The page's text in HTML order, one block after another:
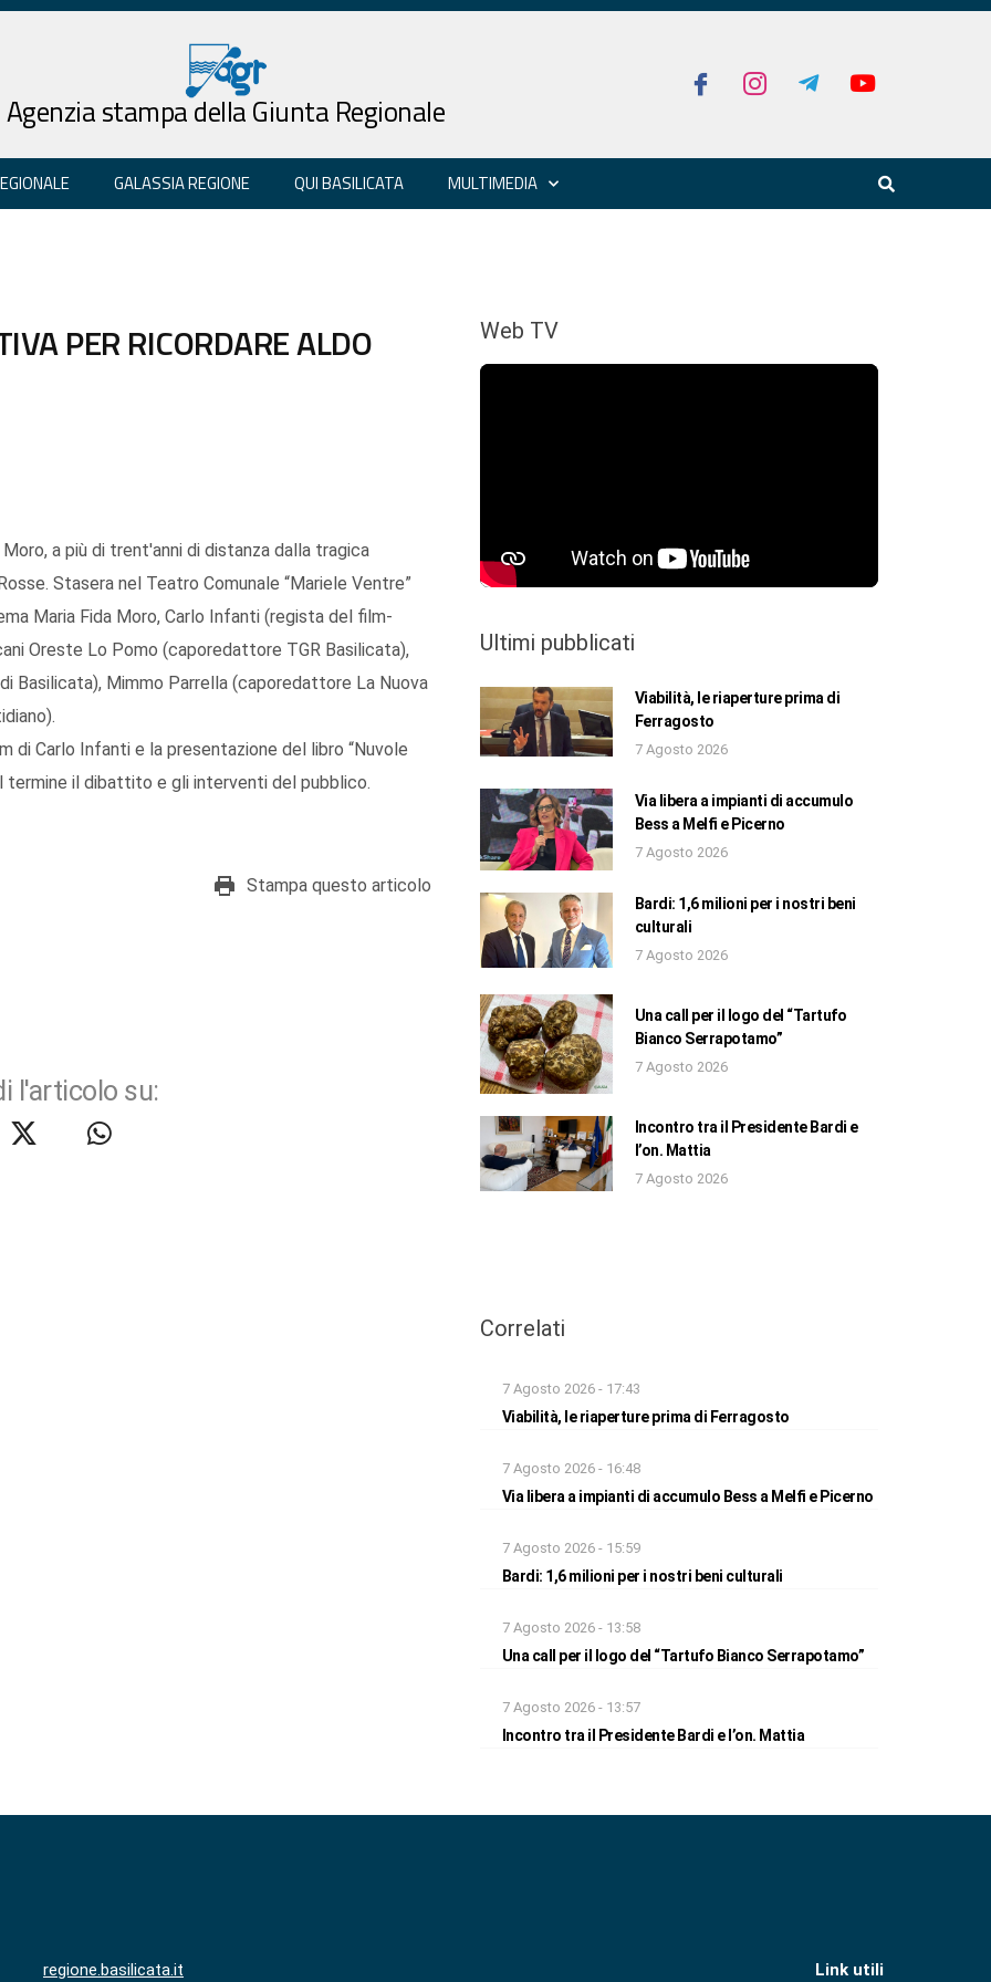
Agenzia stampa della Giunta Regionale
GALASSIA REGIONE QUI BASILICATA MULTIMEDIA
PER RICORDARE ALDO
a più di trent'anni di distanza dalla tragica
Stasera nel Teatro Comunale “Mariele Ventre”
Maria Fida Moro, Carlo Infanti (regista del film-
Oreste Lo Pomo (caporedattore TGR Basilicata),
Basilicata), Mimmo Parrella (caporedattore La Nuova
di Carlo Infanti e la presentazione del libro “Nuvole
termine il dibattito e gli interventi del pubblico.
Stampa questo articolo
l'articolo su:
Web TV
Ultimi pubblicati
Viabilità, le riaperture prima di
Ferragosto
7 Agosto 2026
Via libera a impianti di accumulo
Bess a Melfi e Picerno
7 Agosto 2026
Bardi: 1,6 milioni per i nostri beni
culturali
7 Agosto 2026
Una call per il logo del “Tartufo
Bianco Serrapotamo”
7 Agosto 2026
Incontro tra il Presidente Bardi e
l’on. Mattia
7 Agosto 2026
Correlati
7 Agosto 2026 - 17:43
Viabilità, le riaperture prima di Ferragosto
7 Agosto 2026 - 16:48
Via libera a impianti di accumulo Bess a Melfi e Picerno
7 Agosto 2026 - 15:59
Bardi: 1,6 milioni per i nostri beni culturali
7 Agosto 2026 - 13:58
Una call per il logo del “Tartufo Bianco Serrapotamo”
7 Agosto 2026 - 13:57
Incontro tra il Presidente Bardi e l’on. Mattia
regione.basilicata.it Link utili